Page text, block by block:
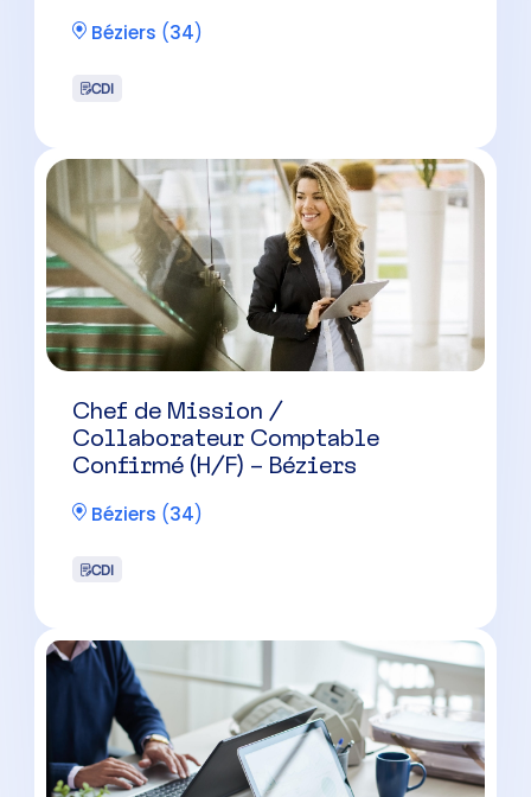
Béziers (34)
CDI
Chef de Mission /
Collaborateur Comptable
Confirmé (H/F) – Béziers
Béziers (34)
CDI